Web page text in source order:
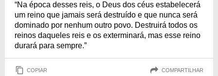
“Na época desses reis, o Deus dos céus estabelecerá
um reino que jamais será destruído e que nunca será
dominado por nenhum outro povo. Destruirá todos os
reinos daqueles reis e os exterminará, mas esse reino
durará para sempre.”
COPIAR COMPARTILHAR